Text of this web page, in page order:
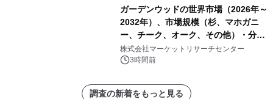
ガーデンウッドの世界市場（2026年～
2032年）、市場規模（杉、マホガニ
ー、チーク、オーク、その他）・分析
レポートを発表
株式会社マーケットリサーチセンター
3時間前
調査の新着をもっと見る